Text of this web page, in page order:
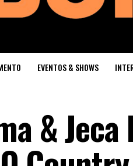
EVENTOS & SHOWS
&